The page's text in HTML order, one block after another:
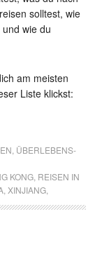
solltest, wie
wie du
am meisten
Liste klickst:
ÜBERLEBENS-
KONG REISEN IN
XINJIANG